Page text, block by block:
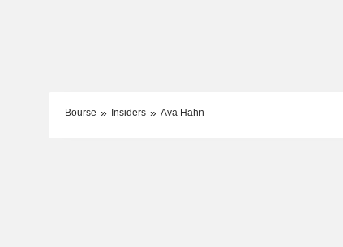
Bourse Insiders Ava Hahn